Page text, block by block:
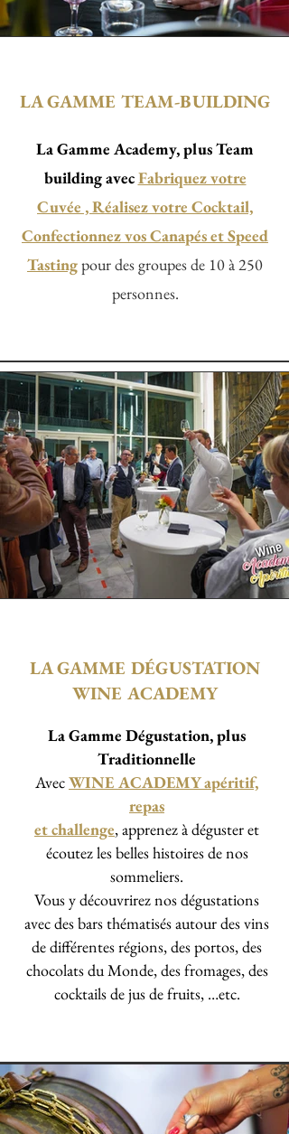
LA GAMME TEAM-BUILDING
La Gamme Academy, plus Team
building avecFabriquez votre
Cuvée , Réalisez votre Cocktail,
Confectionnez vos Canapés et Speed
Tastingpour des groupes de 10 à 250
personnes.
LA GAMME DÉGUSTATION
WINE ACADEMY
La Gamme Dégustation, plus
Traditionnelle
AvecWINE ACADEMY apéritif,
repas
et challenge,apprenez à déguster et
écoutez les belles histoires de nos
sommeliers.
Vous y découvrirez nos dégustations
avec des bars thématisés autour des vins
de différentes régions, des portos, des
chocolats du Monde, des fromages, des
cocktails de jus de fruits, …etc.